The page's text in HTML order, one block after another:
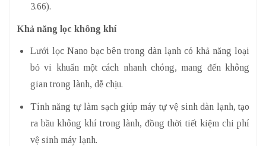
3.66).
Khả năng lọc không khí
Lưới lọc Nano bạc bên trong dàn lạnh có khả năng loại
bỏ vi khuẩn một cách nhanh chóng, mang đến không
gian trong lành, dễ chịu.
Tính năng tự làm sạch giúp máy tự vệ sinh dàn lạnh, tạo
ra bầu không khí trong lành, đồng thời tiết kiệm chi phí
vệ sinh máy lạnh.